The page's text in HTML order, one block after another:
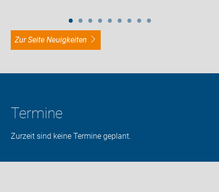
zur Seite Neuigkeiten
Termine
Zurzeit sind keine Termine geplant.